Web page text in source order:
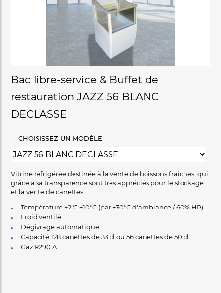
Bac libre-service & Buffet de
restauration JAZZ 56 BLANC
DECLASSE
CHOISISSEZ UN MODÈLE
Vitrine réfrigérée destinée à la vente de boissons fraîches, qui
grâce à sa transparence sont très appréciés pour le stockage
et la vente de canettes.
Température +2°C +10°C (par +30°C d'ambiance / 60% HR)
Froid ventilé
Dégivrage automatique
Capacité 128 canettes de 33 cl ou 56 canettes de 50 cl
Gaz R290 A